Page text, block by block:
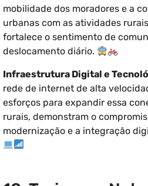
mobilidade dos moradores e a
urbanas com as atividades
fortalece o sentimento de
deslocamento diário.
Infraestrutura Digital e
rede de internet de alta
esforços para expandir essa
rurais, demonstram o
modernização e a integração